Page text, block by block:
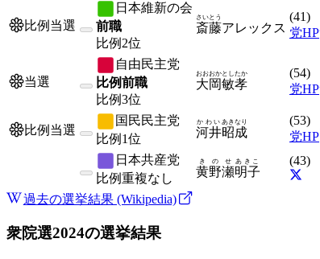
比例当選
日本維新の会
前職
比例 2位
斎藤
さいとう
アレックス
(41)
党HP
当選
自由民主党
比例前職
比例3位
大岡
おおおか
敏孝
としたか (54)
党HP
比例当選
国民民主党
比例 1位 河井
かわい
昭成
あきなり (53)
党HP
日本共産党
比例重複なし 黄野瀬
きのせ
明子
あきこ (43)
過去の選挙結果 (Wikipedia)
衆院選2024の選挙結果